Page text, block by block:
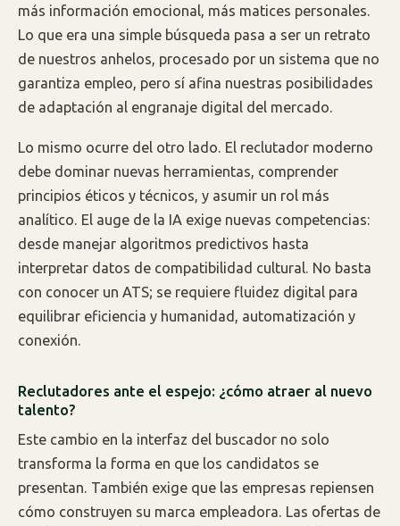
más información emocional, más matices personales.
Lo que era una simple búsqueda pasa a ser un retrato
de nuestros anhelos, procesado por un sistema que no
garantiza empleo, pero sí afina nuestras posibilidades
de adaptación al engranaje digital del mercado.
Lo mismo ocurre del otro lado. El reclutador moderno
debe dominar nuevas herramientas, comprender
principios éticos y técnicos, y asumir un rol más
analítico. El auge de la IA exige nuevas competencias:
desde manejar algoritmos predictivos hasta
interpretar datos de compatibilidad cultural. No basta
con conocer un ATS; se requiere fluidez digital para
equilibrar eficiencia y humanidad, automatización y
conexión.
Reclutadores ante el espejo: ¿cómo atraer al nuevo
talento?
Este cambio en la interfaz del buscador no solo
transforma la forma en que los candidatos se
presentan. También exige que las empresas repiensen
cómo construyen su marca empleadora. Las ofertas de